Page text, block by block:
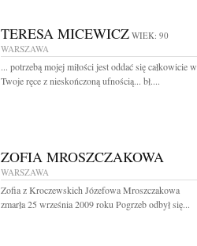
TERESA MICEWICZ WIEK: 90
WARSZAWA
... potrzebą mojej miłości jest oddać się całkowicie w
Twoje ręce z nieskończoną ufnością... bł....
ZOFIA MROSZCZAKOWA
WARSZAWA
Zofia z Kroczewskich Józefowa Mroszczakowa
zmarła 25 września 2009 roku Pogrzeb odbył się...